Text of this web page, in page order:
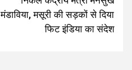
मंडाविया, मसूरी की सड़कों से दिया
फिट इंडिया का संदेश